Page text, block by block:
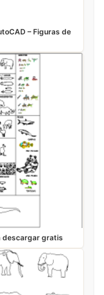
– Figuras de
descargar gratis